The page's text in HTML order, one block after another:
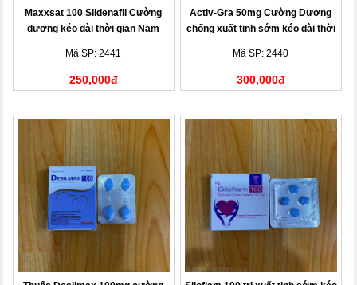
Maxxsat 100 Sildenafil Cường
dương kéo dài thời gian Nam
Mã SP: 2441
250,000đ
Activ-Gra 50mg Cường Dương
chống xuất tinh sớm kéo dài thời
Mã SP: 2440
300,000đ